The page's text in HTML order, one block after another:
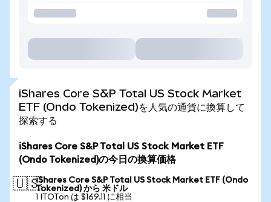
iShares Core S&P Total US Stock Market
ETF (Ondo Tokenized)を人気の通貨に換算して
探索する
iShares Core S&P Total US Stock Market ETF
(Ondo Tokenized)の今日の換算価格
🇺🇸iShares Core S&P Total US Stock Market ETF (Ondo
Tokenized) から 米ドル
1 ITOTon は $169.11 に相当